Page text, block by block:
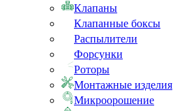
Клапаны
Клапанные боксы
Распылители
Форсунки
Роторы
Монтажные изделия
Микроорошение